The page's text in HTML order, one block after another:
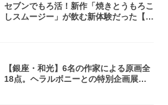
セブンでもろ活！新作「焼きとうもろこ
しスムージー」が飲む新体験だった【東
【銀座・和光】6名の作家による原画全
18点。ヘラルボニーとの特別企画展「G